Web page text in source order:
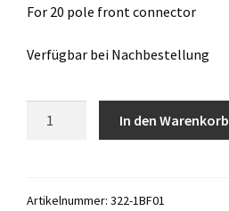
For 20 pole front connector
Verfügbar bei Nachbestellung
In den Warenkorb
Artikelnummer: 322-1BF01